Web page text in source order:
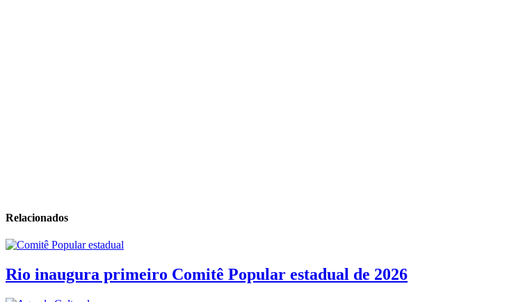
Relacionados
Rio inaugura primeiro Comitê Popular estadual de 2026